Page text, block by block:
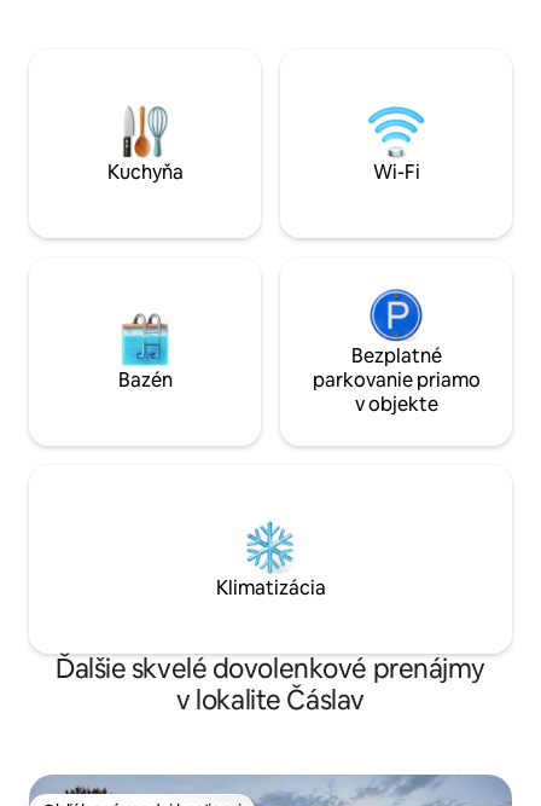
Možno absolvovať mnoho výletov po
okolí – Vyhlídka Máj, Pikovická ihla, vodná
nádrž Slapy alebo len obyčajná
prechádzka v miestnom lese.
oddýchnite pri
terase a
Parkovanie hneď
Kuchyňa Wi-Fi
Bazén
Bezplatné
parkovanie priamo
v objekte
Klimatizácia
Ďalšie skvelé dovolenkové prenájmy
v lokalite Čáslav